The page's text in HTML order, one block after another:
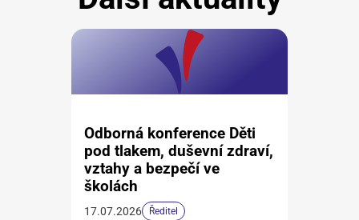
Odborná konference Děti
pod tlakem, duševní zdraví,
vztahy a bezpečí ve
školách
17.07.2026 Ředitel